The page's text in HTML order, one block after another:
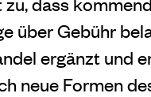
über Gebühr
ergänzt und
neue Formen